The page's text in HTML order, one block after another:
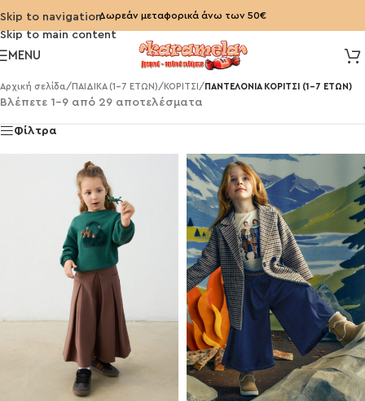
Skip to navigation
Skip to main content
Δωρεάν μεταφορικά άνω των 50€
MENU
Αρχική σελίδα/ ΠΑΙΔΙΚΑ (1-7 ΕΤΩΝ)/ ΚΟΡΙΤΣΙ / ΠΑΝΤΕΛΟΝΙΑ ΚΟΡΙΤΣΙ (1-7 ΕΤΩΝ)
Βλέπετε 1–9 από 29 αποτελέσματα
Φίλτρα